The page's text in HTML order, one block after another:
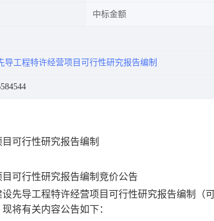
中标金额
导工程特许经营项目可行性研究报告编制
可行性研究报告编制
可行性研究报告编制 竞价公告
先导工程特许经营项目可行性研究报告编制 （
现将有关内容公告如下：